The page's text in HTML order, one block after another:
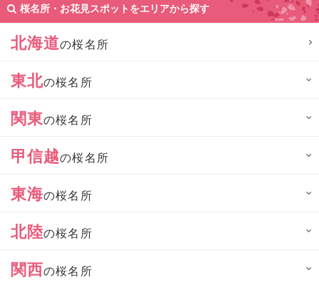
桜名所・お花見スポットをエリアから探す
北海道の桜名所
東北の桜名所
関東の桜名所
甲信越の桜名所
東海の桜名所
北陸の桜名所
関西の桜名所